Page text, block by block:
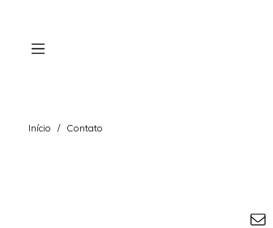
Início / Contato